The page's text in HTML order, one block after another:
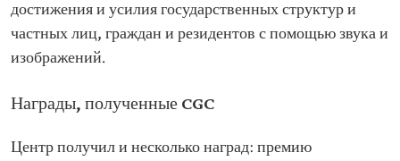
достижения и усилия государственных структур и
частных лиц, граждан и резидентов с помощью звука и
изображений.
Награды, полученные CGC
Центр получил и несколько наград: премию